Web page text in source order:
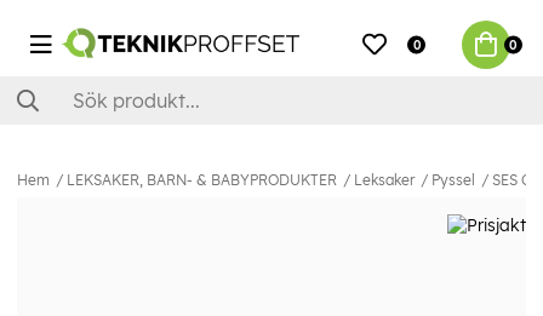
0 0
Hem LEKSAKER, BARN- & BABYPRODUKTER Leksaker Pyssel SES